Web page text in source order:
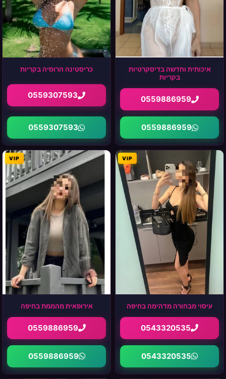
איכותית וחדשה בדיסקרטיות
בקריות
0559886959
0559886959
כריסטינה הרוסיה בקריות
0559307593
0559307593
VIP
עיסוי מבחורה מדהימה בחיפה
0543320535
0543320535
VIP
אירופאית מהממת בחיפה
0559886959
0559886959